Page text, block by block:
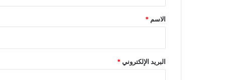
*
الاسم *
البريد الإلكتروني*